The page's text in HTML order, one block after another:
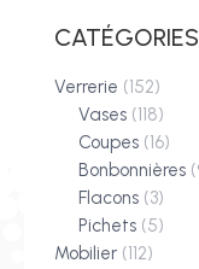
Verrerie (152)
Vases (118)
Coupes (16)
Bonbonnières
Flacons (3)
Pichets (5)
Mobilier (112)